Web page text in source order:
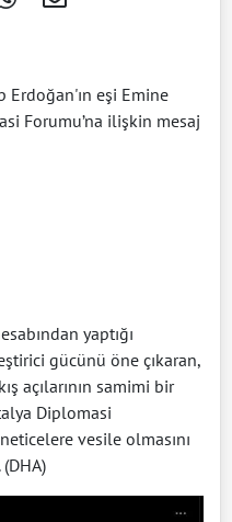
Erdoğan'ın eşi Emine
Forumu’na ilişkin mesaj
yaptığı
gücünü öne çıkaran,
açılarının samimi bir
Diplomasi
vesile olmasını